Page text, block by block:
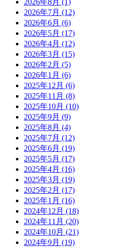
2026年8月 (1)
2026年7月 (12)
2026年6月 (6)
2026年5月 (17)
2026年4月 (12)
2026年3月 (15)
2026年2月 (5)
2026年1月 (6)
2025年12月 (6)
2025年11月 (8)
2025年10月 (10)
2025年9月 (9)
2025年8月 (4)
2025年7月 (12)
2025年6月 (19)
2025年5月 (17)
2025年4月 (16)
2025年3月 (19)
2025年2月 (17)
2025年1月 (16)
2024年12月 (18)
2024年11月 (20)
2024年10月 (21)
2024年9月 (19)